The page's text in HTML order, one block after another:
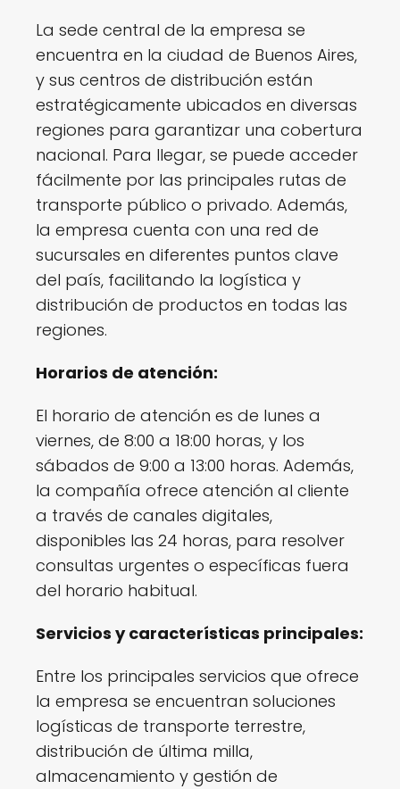
La sede central de la empresa se
encuentra en la ciudad de Buenos Aires,
y sus centros de distribución están
estratégicamente ubicados en diversas
regiones para garantizar una cobertura
nacional. Para llegar, se puede acceder
fácilmente por las principales rutas de
transporte público o privado. Además,
la empresa cuenta con una red de
sucursales en diferentes puntos clave
del país, facilitando la logística y
distribución de productos en todas las
regiones.
Horarios de atención:
El horario de atención es de lunes a
viernes, de 8:00 a 18:00 horas, y los
sábados de 9:00 a 13:00 horas. Además,
la compañía ofrece atención al cliente
a través de canales digitales,
disponibles las 24 horas, para resolver
consultas urgentes o específicas fuera
del horario habitual.
Servicios y características principales:
Entre los principales servicios que ofrece
la empresa se encuentran soluciones
logísticas de transporte terrestre,
distribución de última milla,
almacenamiento y gestión de